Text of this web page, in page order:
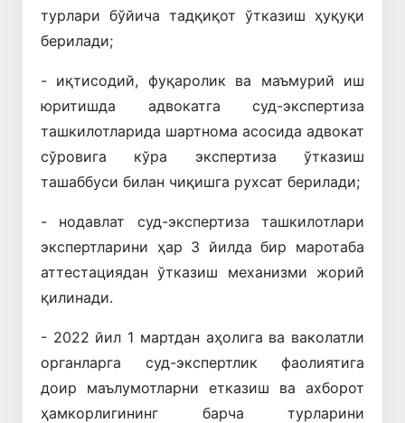
турлари бўйича тадқиқот ўтказиш ҳуқуқи
берилади;
- иқтисодий, фуқаролик ва маъмурий иш
юритишда адвокатга суд-экспертиза
ташкилотларида шартнома асосида адвокат
сўровига кўра экспертиза ўтказиш
ташаббуси билан чиқишга рухсат берилади;
- нодавлат суд-экспертиза ташкилотлари
экспертларини ҳар 3 йилда бир маротаба
аттестациядан ўтказиш механизми жорий
қилинади.
- 2022 йил 1 мартдан аҳолига ва ваколатли
органларга суд-экспертлик фаолиятига
доир маълумотларни етказиш ва ахборот
ҳамкорлигининг барча турларини